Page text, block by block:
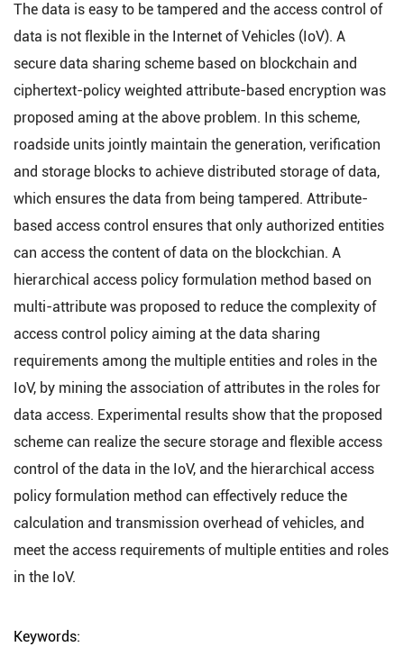
The data is easy to be tampered and the access control of
data is not flexible in the Internet of Vehicles (IoV). A
secure data sharing scheme based on blockchain and
ciphertext-policy weighted attribute-based encryption was
proposed aming at the above problem. In this scheme,
roadside units jointly maintain the generation, verification
and storage blocks to achieve distributed storage of data,
which ensures the data from being tampered. Attribute-
based access control ensures that only authorized entities
can access the content of data on the blockchian. A
hierarchical access policy formulation method based on
multi-attribute was proposed to reduce the complexity of
access control policy aiming at the data sharing
requirements among the multiple entities and roles in the
IoV, by mining the association of attributes in the roles for
data access. Experimental results show that the proposed
scheme can realize the secure storage and flexible access
control of the data in the IoV, and the hierarchical access
policy formulation method can effectively reduce the
calculation and transmission overhead of vehicles, and
meet the access requirements of multiple entities and roles
in the IoV.
Keywords: